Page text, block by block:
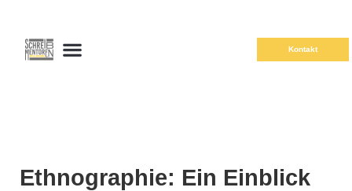
Kontakt
Ethnographie: Ein Einblick